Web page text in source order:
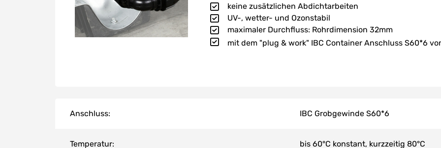
keine zusätzlichen Abdichtarbeiten
UV-, wetter- und Ozonstabil
maximaler Durchfluss: Rohrdimension 32mm
mit dem "plug & work" IBC Container Anschluss S60*6
Anschluss: IBC Grobgewinde S60*6
Temperatur: bis 60°C konstant, kurzzeitig 80°C